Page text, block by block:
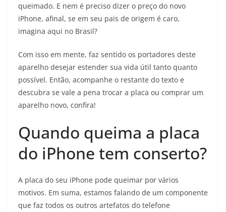
queimado. E nem é preciso dizer o preço do novo
iPhone, afinal, se em seu pais de origem é caro,
imagina aqui no Brasil?
Com isso em mente, faz sentido os portadores deste
aparelho desejar estender sua vida útil tanto quanto
possível. Então, acompanhe o restante do texto e
descubra se vale a pena trocar a placa ou comprar um
aparelho novo, confira!
Quando queima a placa
do iPhone tem conserto?
A placa do seu iPhone pode queimar por vários
motivos. Em suma, estamos falando de um componente
que faz todos os outros artefatos do telefone